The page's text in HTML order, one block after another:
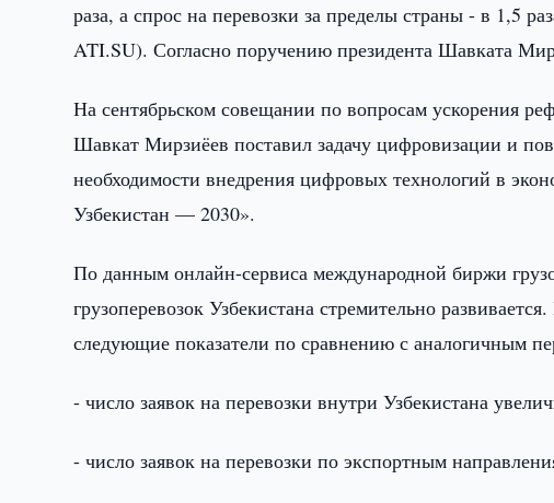
раза, а спрос на перевозки за пределы страны - в 1,5
ATI.SU). Согласно поручению президента Шавката
На сентябрьском совещании по вопросам ускорения
Шавкат Мирзиёев поставил задачу цифровизации и
необходимости внедрения цифровых технологий в
Узбекистан — 2030».
По данным онлайн-сервиса международной биржи
грузоперевозок Узбекистана стремительно
следующие показатели по сравнению с аналогичным
- число заявок на перевозки внутри Узбекистана
- число заявок на перевозки по экспортным